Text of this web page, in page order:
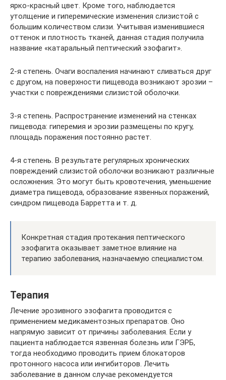
ярко-красный цвет. Кроме того, наблюдается
утолщение и гиперемические изменения слизистой с
большим количеством слизи. Учитывая изменившиеся
оттенок и плотность тканей, данная стадия получила
название «катаральный пептический эзофагит».
2-я степень. Очаги воспаления начинают сливаться друг
с другом, на поверхности пищевода возникают эрозии –
участки с повреждениями слизистой оболочки.
3-я степень. Распространение изменений на стенках
пищевода: гиперемия и эрозии размещены по кругу,
площадь поражения постоянно растет.
4-я степень. В результате регулярных хронических
повреждений слизистой оболочки возникают различные
осложнения. Это могут быть кровотечения, уменьшение
диаметра пищевода, образование язвенных поражений,
синдром пищевода Барретта и т. д.
Конкретная стадия протекания пептического
эзофагита оказывает заметное влияние на
терапию заболевания, назначаемую специалистом.
Терапия
Лечение эрозивного эзофагита проводится с
применением медикаментозных препаратов. Оно
напрямую зависит от причины заболевания. Если у
пациента наблюдается язвенная болезнь или ГЭРБ,
тогда необходимо проводить прием блокаторов
протонного насоса или ингибиторов. Лечить
заболевание в данном случае рекомендуется